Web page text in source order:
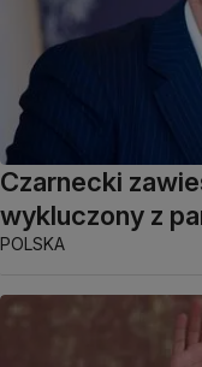
Czarnecki
wykluczony z
POLSKA